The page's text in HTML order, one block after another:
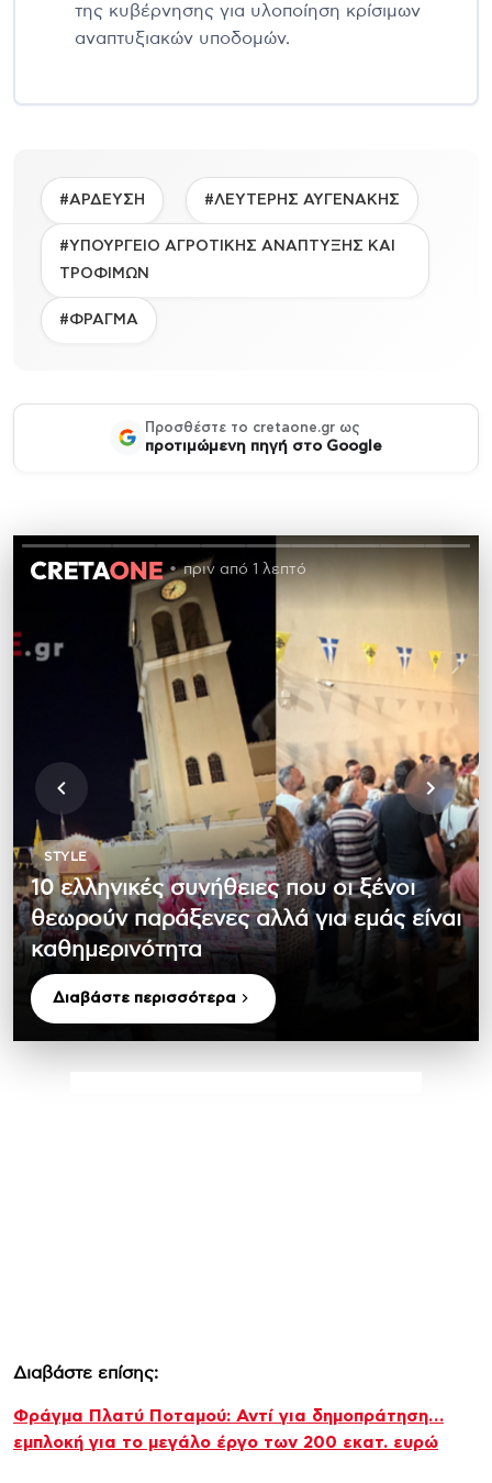
της κυβέρνησης για υλοποίηση κρίσιμων
αναπτυξιακών υποδομών.
#ΑΡΔΕΥΣΗ #ΛΕΥΤΕΡΗΣ ΑΥΓΕΝΑΚΗΣ
#ΥΠΟΥΡΓΕΙΟ ΑΓΡΟΤΙΚΗΣ ΑΝΑΠΤΥΞΗΣ ΚΑΙ
ΤΡΟΦΙΜΩΝ
#ΦΡΑΓΜΑ
Προσθέστε το cretaone.gr ως
προτιμώμενη πηγή στο Google
πριν από 1 λεπτό
STYLE
10 ελληνικές συνήθειες που οι ξένοι
θεωρούν παράξενες αλλά για εμάς είναι
καθημερινότητα
Διαβάστε περισσότερα
Διαβάστε επίσης:
Φράγμα Πλατύ Ποταμού: Αντί για δημοπράτηση…
εμπλοκή για το μεγάλο έργο των 200 εκατ. ευρώ